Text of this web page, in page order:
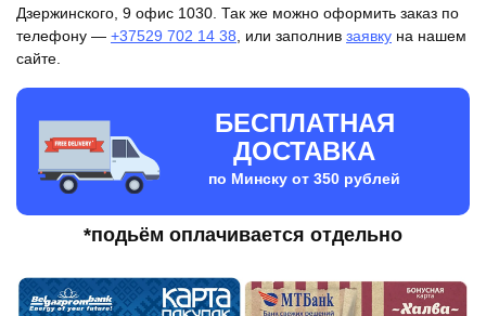
Дзержинского, 9 офис 1030. Так же можно оформить заказ по
телефону — +37529 702 14 38 , или заполнив заявку на нашем
сайте.
БЕСПЛАТНАЯ
ДОСТАВКА
по Минску от 350 рублей
*подьём оплачивается отдельно